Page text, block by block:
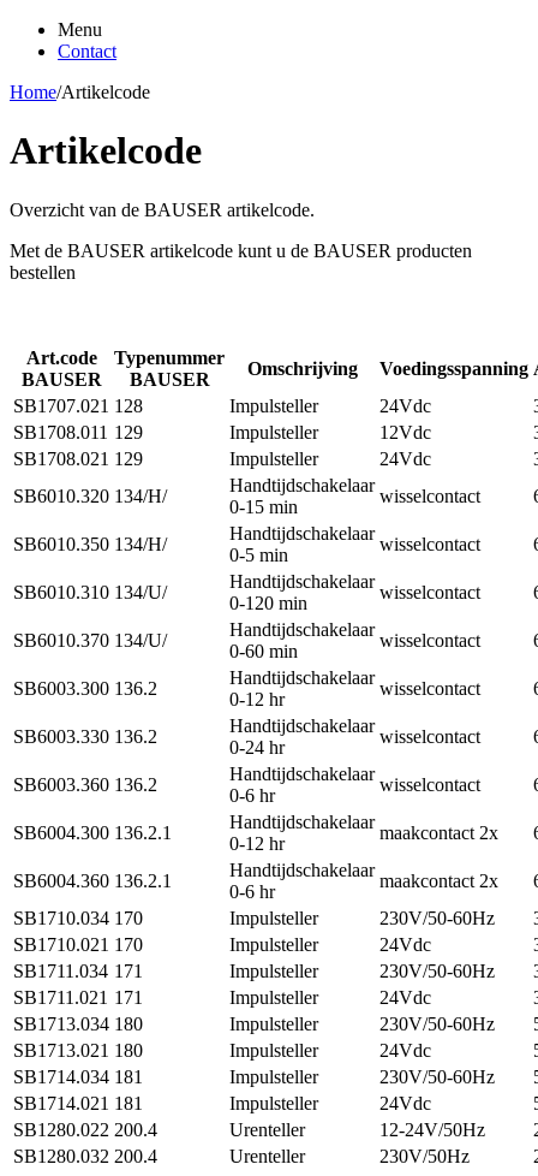
Menu
Contact
Home/Artikelcode
Artikelcode
Overzicht van de BAUSER artikelcode.
Met de BAUSER artikelcode kunt u de BAUSER producten
bestellen
Art.code
BAUSER
Typenummer
BAUSER
Omschrijving Voedingsspanning
SB1707.021 128 Impulsteller 24Vdc
SB1708.011 129 Impulsteller 12Vdc
SB1708.021 129 Impulsteller 24Vdc
SB6010.320 134/H/
Handtijdschakelaar
0-15 min
wisselcontact
SB6010.350 134/H/
Handtijdschakelaar
0-5 min
wisselcontact
SB6010.310 134/U/
Handtijdschakelaar
0-120 min
wisselcontact
SB6010.370 134/U/
Handtijdschakelaar
0-60 min
wisselcontact
SB6003.300 136.2
Handtijdschakelaar
0-12 hr
wisselcontact
SB6003.330 136.2
Handtijdschakelaar
0-24 hr
wisselcontact
SB6003.360 136.2
Handtijdschakelaar
0-6 hr
wisselcontact
SB6004.300 136.2.1
Handtijdschakelaar
0-12 hr
maakcontact 2x
SB6004.360 136.2.1
Handtijdschakelaar
0-6 hr
maakcontact 2x
SB1710.034 170 Impulsteller 230V/50-60Hz
SB1710.021 170 Impulsteller 24Vdc
SB1711.034 171 Impulsteller 230V/50-60Hz
SB1711.021 171 Impulsteller 24Vdc
SB1713.034 180 Impulsteller 230V/50-60Hz
SB1713.021 180 Impulsteller 24Vdc
SB1714.034 181 Impulsteller 230V/50-60Hz
SB1714.021 181 Impulsteller 24Vdc
SB1280.022 200.4 Urenteller 12-24V/50Hz
SB1280.032 200.4 Urenteller 230V/50Hz